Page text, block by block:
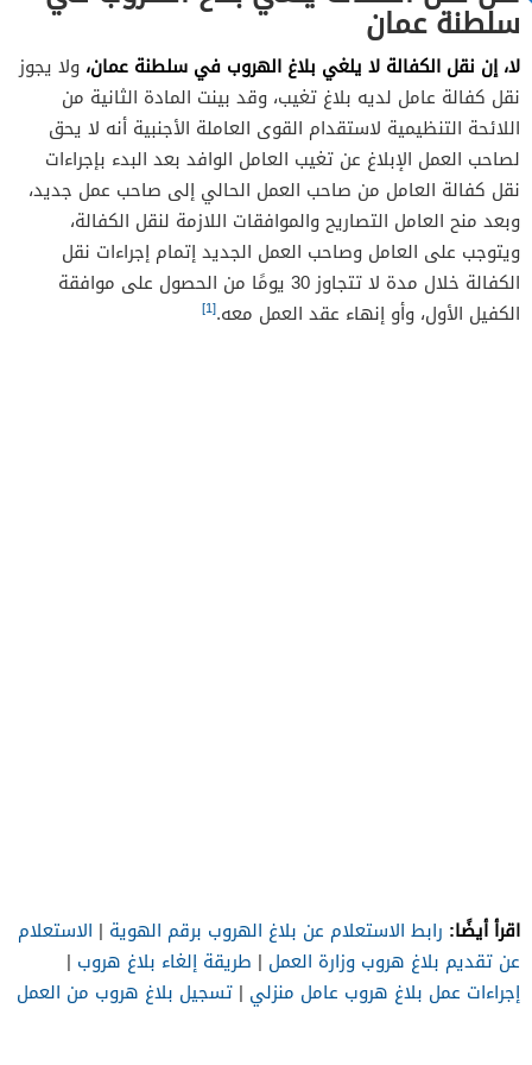
سلطنة عمان
لا، إن نقل الكفالة لا يلغي بلاغ الهروب في سلطنة عمان، ولا يجوز
نقل كفالة عامل لديه بلاغ تغيب، وقد بينت المادة الثانية من
اللائحة التنظيمية لاستقدام القوى العاملة الأجنبية أنه لا يحق
لصاحب العمل الإبلاغ عن تغيب العامل الوافد بعد البدء بإجراءات
نقل كفالة العامل من صاحب العمل الحالي إلى صاحب عمل جديد،
وبعد منح العامل التصاريح والموافقات اللازمة لنقل الكفالة،
ويتوجب على العامل وصاحب العمل الجديد إتمام إجراءات نقل
الكفالة خلال مدة لا تتجاوز 30 يومًا من الحصول على موافقة
الكفيل الأول، وأو إنهاء عقد العمل معه.[1]
اقرأ أيضًا: رابط الاستعلام عن بلاغ الهروب برقم الهوية | الاستعلام
عن تقديم بلاغ هروب وزارة العمل | طريقة إلغاء بلاغ هروب |
إجراءات عمل بلاغ هروب عامل منزلي | تسجيل بلاغ هروب من العمل